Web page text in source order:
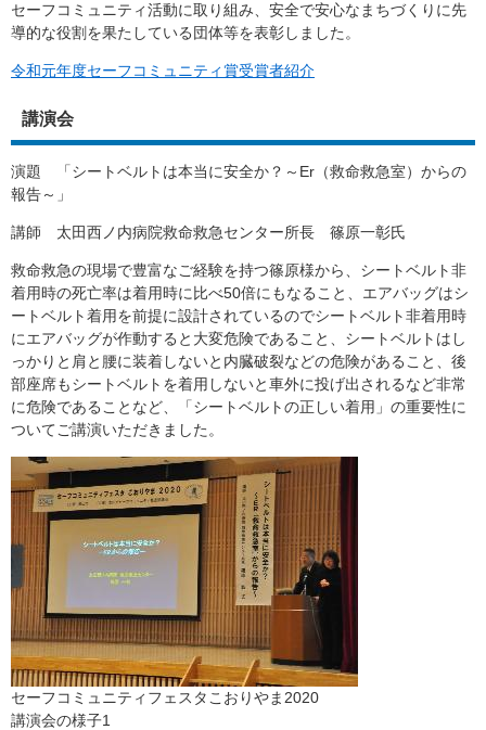
セーフコミュニティ活動に取り組み、安全で安心なまちづくりに先
導的な役割を果たしている団体等を表彰しました。
令和元年度セーフコミュニティ賞受賞者紹介
講演会
演題 「シートベルトは本当に安全か？～Er（救命救急室）からの
報告～」
講師 太田西ノ内病院救命救急センター所長 篠原一彰氏
救命救急の現場で豊富なご経験を持つ篠原様から、シートベルト非
着用時の死亡率は着用時に比べ50倍にもなること、エアバッグはシ
ートベルト着用を前提に設計されているのでシートベルト非着用時
にエアバッグが作動すると大変危険であること、シートベルトはし
っかりと肩と腰に装着しないと内臓破裂などの危険があること、後
部座席もシートベルトを着用しないと車外に投げ出されるなど非常
に危険であることなど、「シートベルトの正しい着用」の重要性に
ついてご講演いただきました。
セーフコミュニティフェスタこおりやま2020
講演会の様子1